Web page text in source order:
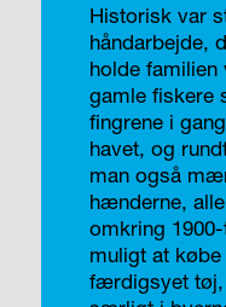
Historisk var
håndarbejde,
holde
gamle fiskere
fingrene i
havet, og
man også
hænderne,
omkring
muligt at
færdigsyet tøj,